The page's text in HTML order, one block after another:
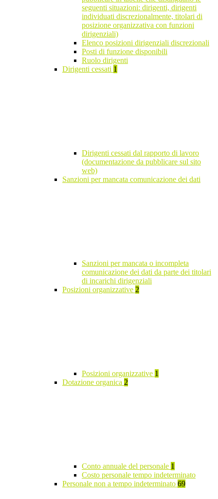
seguenti situazioni: dirigenti, dirigenti
individuati discrezionalmente, titolari di
posizione organizzativa con funzioni
dirigenziali)
Elenco posizioni dirigenziali discrezionali
Posti di funzione disponibili
Ruolo dirigenti
Dirigenti cessati 1
Dirigenti cessati dal rapporto di lavoro
(documentazione da pubblicare sul sito
web)
Sanzioni per mancata comunicazione dei dati
Sanzioni per mancata o incompleta
comunicazione dei dati da parte dei titolari
di incarichi dirigenziali
Posizioni organizzative 2
Posizioni organizzative 1
Dotazione organica 2
Conto annuale del personale 1
Costo personale tempo indeterminato
Personale non a tempo indeterminato 69